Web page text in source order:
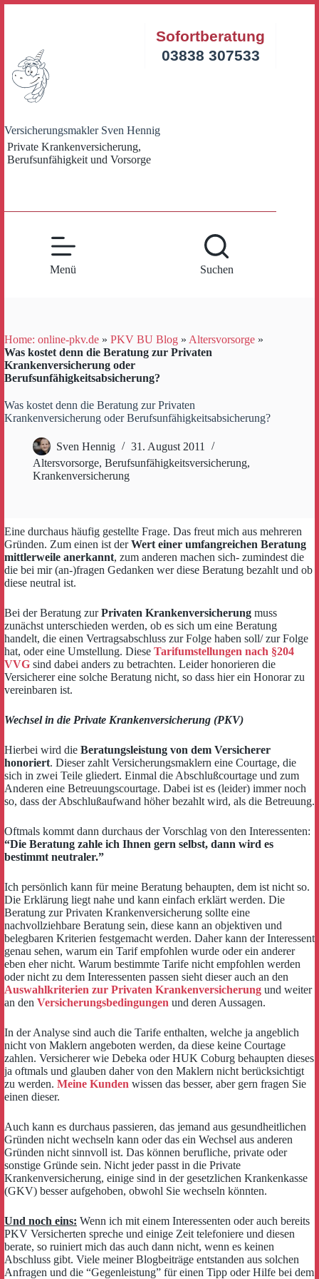
Versicherungsmakler Sven Hennig
Private Krankenversicherung,
Berufsunfähigkeit und Vorsorge
Sofortberatung
03838 307533
Menü Suchen
Home: online-pkv.de » PKV BU Blog » Altersvorsorge »
Was kostet denn die Beratung zur Privaten
Krankenversicherung oder
Berufsunfähigkeitsabsicherung?
Was kostet denn die Beratung zur Privaten
Krankenversicherung oder Berufsunfähigkeitsabsicherung?
Sven Hennig
31. August 2011
Altersvorsorge, Berufsunfähigkeitsversicherung,
Krankenversicherung
Eine durchaus häufig gestellte Frage. Das freut mich aus mehreren
Gründen. Zum einen ist derWert einer umfangreichen Beratung
mittlerweile anerkannt, zum anderen machen sich- zumindest die
die bei mir (an-)fragen Gedanken wer diese Beratung bezahlt und ob
diese neutral ist.
Bei der Beratung zurPrivaten Krankenversicherung muss
zunächst unterschieden werden, ob es sich um eine Beratung
handelt, die einen Vertragsabschluss zur Folge haben soll/ zur Folge
hat, oder eine Umstellung. Diese Tarifumstellungen nach §204
VVG sind dabei anders zu betrachten. Leider honorieren die
Versicherer eine solche Beratung nicht, so dass hier ein Honorar zu
vereinbaren ist.
Wechsel in die Private Krankenversicherung (PKV)
Hierbei wird die Beratungsleistung von dem Versicherer
honoriert. Dieser zahlt Versicherungsmaklern eine Courtage, die
sich in zwei Teile gliedert. Einmal die Abschlußcourtage und zum
Anderen eine Betreuungscourtage. Dabei ist es (leider) immer noch
so, dass der Abschlußaufwand höher bezahlt wird, als die Betreuung.
Oftmals kommt dann durchaus der Vorschlag von den Interessenten:
“Die Beratung zahle ich Ihnen gern selbst, dann wird es
bestimmt neutraler.”
Ich persönlich kann für meine Beratung behaupten, dem ist nicht so.
Die Erklärung liegt nahe und kann einfach erklärt werden. Die
Beratung zur Privaten Krankenversicherung sollte eine
nachvollziehbare Beratung sein, diese kann an objektiven und
belegbaren Kriterien festgemacht werden. Daher kann der Interessent
genau sehen, warum ein Tarif empfohlen wurde oder ein anderer
eben eher nicht. Warum bestimmte Tarife nicht empfohlen werden
oder nicht zu dem Interessenten passen sieht dieser auch an den
Auswahlkriterien zur Privaten Krankenversicherung und weiter
an den Versicherungsbedingungen und deren Aussagen.
In der Analyse sind auch die Tarife enthalten, welche ja angeblich
nicht von Maklern angeboten werden, da diese keine Courtage
zahlen. Versicherer wie Debeka oder HUK Coburg behaupten dieses
ja oftmals und glauben daher von den Maklern nicht berücksichtigt
zu werden. Meine Kunden wissen das besser, aber gern fragen Sie
einen dieser.
Auch kann es durchaus passieren, das jemand aus gesundheitlichen
Gründen nicht wechseln kann oder das ein Wechsel aus anderen
Gründen nicht sinnvoll ist. Das können berufliche, private oder
sonstige Gründe sein. Nicht jeder passt in die Private
Krankenversicherung, einige sind in der gesetzlichen Krankenkasse
(GKV) besser aufgehoben, obwohl Sie wechseln könnten.
Und noch eins: Wenn ich mit einem Interessenten oder auch bereits
PKV Versicherten spreche und einige Zeit telefoniere und diesen
berate, so ruiniert mich das auch dann nicht, wenn es keinen
Abschluss gibt. Viele meiner Blogbeiträge entstanden aus solchen
Anfragen und die “Gegenleistung” für einen Tipp oder Hilfe bei dem